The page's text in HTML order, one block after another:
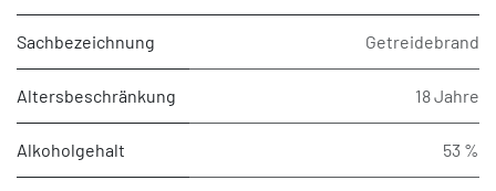
Sachbezeichnung Getreidebrand
Altersbeschränkung 18 Jahre
Alkoholgehalt 53 %